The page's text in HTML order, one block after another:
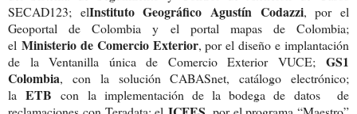
SECAD123; elInstituto Geográfico Agustín Codazzi, por el
Geoportal de Colombia y el portal mapas de Colombia;
el Ministerio de Comercio Exterior, por el diseño e implantación
de la Ventanilla única de Comercio Exterior VUCE;
GS1
Colombia, con la solución CABASnet, catálogo electrónico;
la ETB con la implementación de la bodega de datos de